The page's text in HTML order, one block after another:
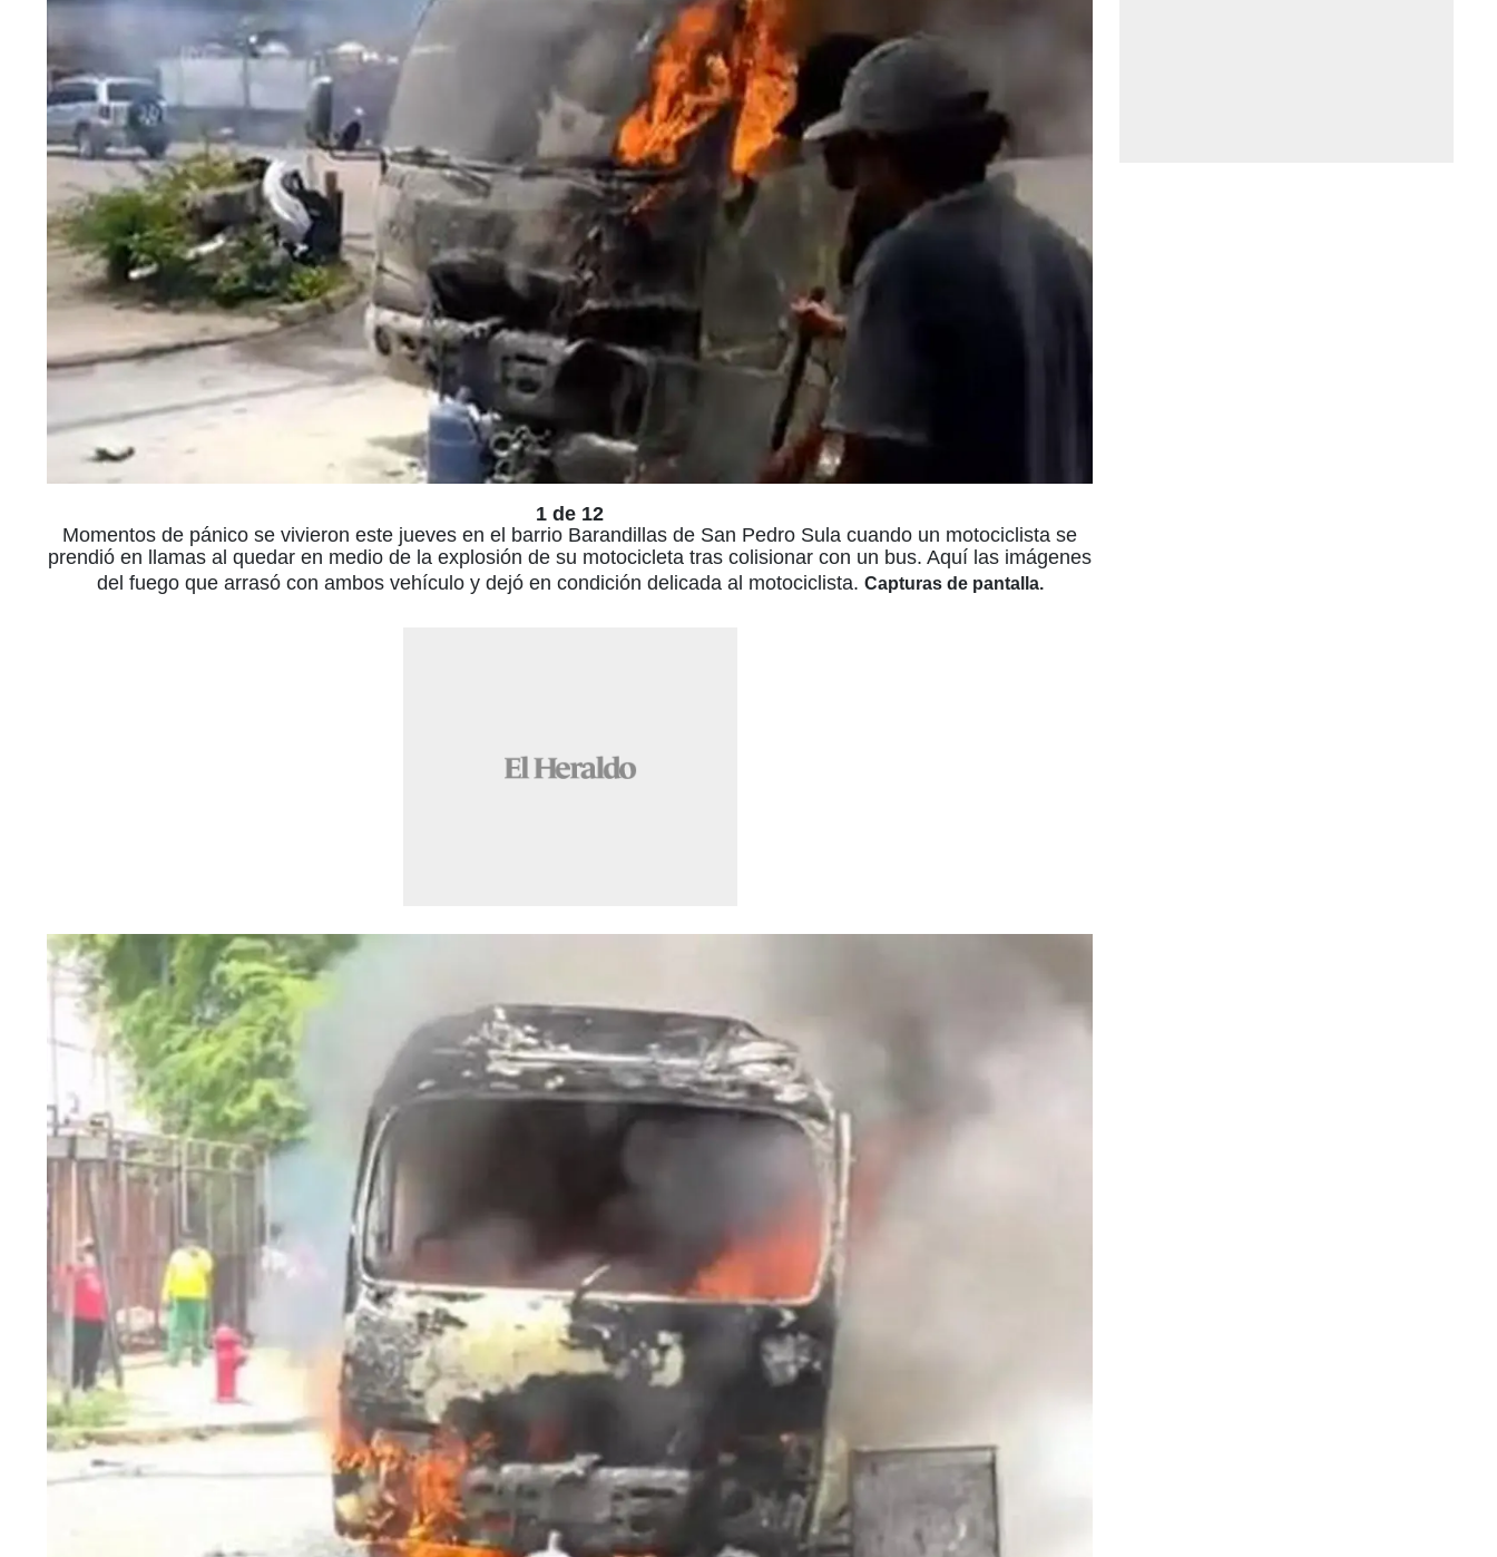
1 de 12
Momentos de pánico se vivieron este jueves en el barrio Barandillas de San Pedro Sula cuando un motociclista se
prendió en llamas al quedar en medio de la explosión de su motocicleta tras colisionar con un bus. Aquí las imágenes
del fuego que arrasó con ambos vehículo y dejó en condición delicada al motociclista. Capturas de pantalla.